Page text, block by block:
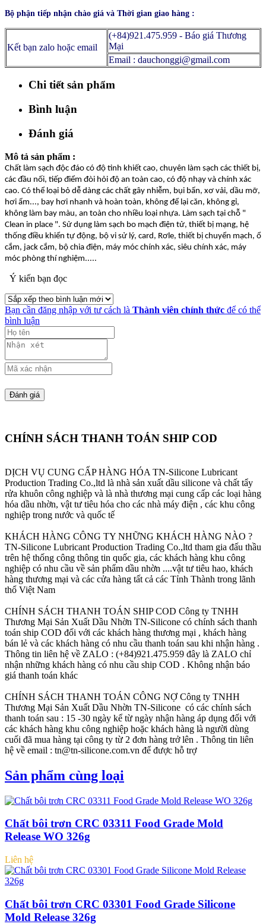
Bộ phận tiếp nhận chào giá và Thời gian giao hàng :
Kết bạn zalo hoặc email
(+84)921.475.959 - Báo giá Thương
Mại
Email : dauchonggi@gmail.com
Chi tiết sản phẩm
Bình luận
Đánh giá
Mô tả sản phẩm :
Chất làm sạch độc đáo có độ tinh khiết cao, chuyên làm sạch các thiết bị,
các đầu nối, tiếp điểm đòi hỏi độ an toàn cao, có độ nhạy và chính xác
cao. Có thể loại bỏ dễ dàng các chất gây nhiễm, bụi bẩn, xơ vải, dầu mỡ,
hơi ẩm..., bay hơi nhanh và hoàn toàn, không để lại căn, không gỉ,
không làm bay màu, an toàn cho nhiều loại nhựa. Làm sạch tại chỗ "
Clean in place ". Sử dụng làm sạch bo mạch điện tử, thiết bị mạng, hệ
thống điều khiển tự động, bộ vi sử lý, card, Rơle, thiết bị chuyển mạch, ổ
cắm, jack cắm, bộ chia điện, máy móc chính xác, siêu chính xác, máy
móc phòng thí nghiệm.....
Ý kiến bạn đọc
Bạn cần đăng nhập với tư cách là Thành viên chính thức để có thể
bình luận
CHÍNH SÁCH THANH TOÁN SHIP COD
DỊCH VỤ CUNG CẤP HÀNG HÓA TN-Silicone Lubricant
Production Trading Co.,ltd là nhà sản xuất dầu silicone và chất tẩy
rửa khuôn công nghiệp và là nhà thương mại cung cấp các loại hàng
hóa dầu nhờn, vật tư tiêu hóa cho các nhà máy điện , các khu công
nghiệp trong nước và quốc tế
KHÁCH HÀNG CÔNG TY NHỮNG KHÁCH HÀNG NÀO ?
TN-Silicone Lubricant Production Trading Co.,ltd tham gia đấu thầu
trên hệ thống công thông tin quốc gia, các khách hàng khu công
nghiệp có nhu cầu về sản phẩm dầu nhờn ....vật tư tiêu hao, khách
hàng thương mại và các cửa hàng tất cả các Tỉnh Thành trong lãnh
thổ Việt Nam
CHÍNH SÁCH THANH TOÁN SHIP COD Công ty TNHH
Thương Mại Sản Xuất Dầu Nhờn TN-Silicone có chính sách thanh
toán ship COD đối với các khách hàng thương mại , khách hàng
bán lẻ và các khách hàng có nhu cầu thanh toán sau khi nhận hàng .
Thông tin liên hệ về ZALO : (+84)921.475.959 đây là ZALO chỉ
nhận những khách hàng có nhu cầu ship COD . Không nhận báo
giá thanh toán khác
CHÍNH SÁCH THANH TOÁN CÔNG NỢ Công ty TNHH
Thương Mại Sản Xuất Dầu Nhờn TN-Silicone có các chính sách
thanh toán sau : 15 -30 ngày kể từ ngày nhận hàng áp dụng đối với
các khách hàng khu công nghiệp hoặc khách hàng là người dùng
cuối đã mua hàng tại công ty từ 2 đơn hàng trở lên . Thông tin liên
hệ về email : tn@tn-silicone.com.vn để được hỗ trợ
Sản phẩm cùng loại
Chất bôi trơn CRC 03311 Food Grade Mold
Release WO 326g
Liên hệ
Chất bôi trơn CRC 03301 Food Grade Silicone
Mold Release 326g